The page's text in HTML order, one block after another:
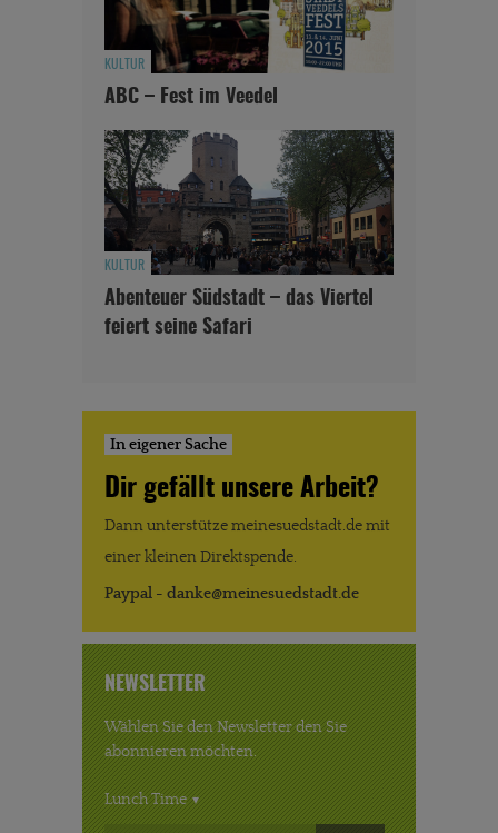
KULTUR
ABC – Fest im Veedel
KULTUR
Abenteuer Südstadt – das Viertel
feiert seine Safari
In eigener Sache
Dir gefällt unsere Arbeit?
Dann unterstütze meinesuedstadt.de mit
einer kleinen Direktspende.
Paypal - danke@meinesuedstadt.de
NEWSLETTER
Wählen Sie den Newsletter den Sie
abonnieren möchten.
Lunch Time